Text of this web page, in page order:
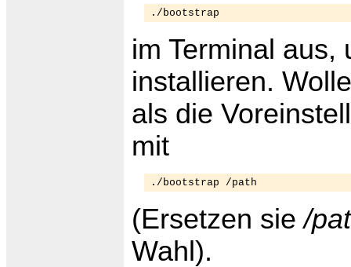
./bootstrap
im Terminal aus,
installieren.
als die
mit
./bootstrap /path
(Ersetzen sie/
Wahl).